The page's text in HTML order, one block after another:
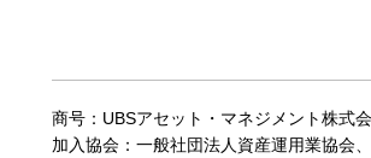
商号：UBSアセット・マネジメント株式
加入協会：一般社団法人資産運用業協会、